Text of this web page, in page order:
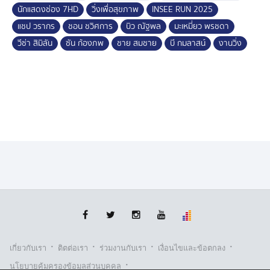
นักแสดงช่อง 7HD
วิ่งเพื่อสุขภาพ
INSEE RUN 2025
แชป วรากร
ชอน ชวิศการ บิว ณัฐพล
มะเหมี่ยว พรชดา
วีซ่า สิมิลัน
ซัน ก้องภพ ชาย สมชาย บี กมลาสน์ งานวิ่ง
เกี่ยวกับเรา · ติตต่อเรา · ร่วมงานกับเรา · เงื่อนไขและข้อตกลง ·
นโยบายคุ้มครองข้อมูลส่วนบุคคล ·